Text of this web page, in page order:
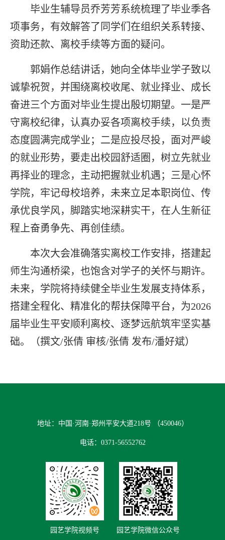
毕业生辅导员乔芳芳系统梳理了毕业季各
项事务，有效解答了同学们在组织关系转接、
资助还款、离校手续等方面的疑问。
郭娟作总结讲话，她向全体毕业学子致以
诚挚祝贺，并围绕离校收尾、就业择业、成长
奋进三个方面对毕业生提出殷切期望。一是严
守离校纪律，认真办妥各项离校手续，以负责
态度圆满完成学业；二是应投尽投，面对严峻
的就业形势，要走出校园舒适圈，树立先就业
再择业的理念，主动把握就业机遇；三是心怀
学院，牢记母校培养，未来立足本职岗位、传
承优良学风，脚踏实地深耕实干，在人生新征
程上奋勇争先、再创佳绩。
本次大会准确落实离校工作安排，搭建起
师生沟通桥梁，也饱含对学子的关怀与期许。
未来，学院将持续健全毕业生发展支持体系，
搭建全程化、精准化的帮扶保障平台，为2026
届毕业生平安顺利离校、逐梦远航筑牢坚实基
础。（撰文/张倩 审核/张倩 发布/潘好斌）
地址：中国·河南·郑州平安大道218号 （450046）
电话：0371-56552762
园艺学院视频号 园艺学院微信公众号